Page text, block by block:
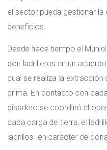
el sector pueda gestionar
beneficios.
Desde hace tiempo el
con ladrilleros en un
cual se realiza la
prima. En contacto con
pisadero se coordinó el
cada carga de tierra, el
ladrillos- en carácter de